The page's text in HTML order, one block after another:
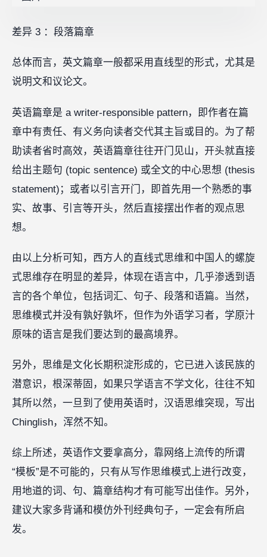
差异 3 ：段落篇章
总体而言，英文篇章一般都采用直线型的形式，尤其是
说明文和议论文。
英语篇章是 a writer-responsible pattern，即作者在篇
章中有责任、有义务向读者交代其主旨或目的。为了帮
助读者省时高效，英语篇章往往开门见山，开头就直接
给出主题句 (topic sentence) 或全文的中心思想 (thesis
statement)；或者以引言开门，即首先用一个熟悉的事
实、故事、引言等开头，然后直接摆出作者的观点思
想。
由以上分析可知，西方人的直线式思维和中国人的螺旋
式思维存在明显的差异，体现在语言中，几乎渗透到语
言的各个单位，包括词汇、句子、段落和语篇。当然，
思维模式并没有孰好孰坏，但作为外语学习者，学原汁
原味的语言是我们要达到的最高境界。
另外，思维是文化长期积淀形成的，它已进入该民族的
潜意识，根深蒂固，如果只学语言不学文化，往往不知
其所以然，一旦到了使用英语时，汉语思维突现，写出
Chinglish，浑然不知。
综上所述，英语作文要拿高分，靠网络上流传的所谓
“模板”是不可能的，只有从写作思维模式上进行改变，
用地道的词、句、篇章结构才有可能写出佳作。另外，
建议大家多背诵和模仿外刊经典句子，一定会有所启
发。